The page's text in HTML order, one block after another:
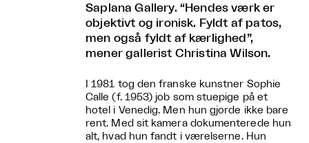
Saplana Gallery. “Hendes værk er
objektivt og ironisk. Fyldt af patos,
men også fyldt af kærlighed”,
mener gallerist Christina Wilson.
I 1981 tog den franske kunstner Sophie
Calle (f. 1953) job som stuepige på et
hotel i Venedig. Men hun gjorde ikke bare
rent. Med sit kamera dokumenterede hun
alt, hvad hun fandt i værelserne. Hun